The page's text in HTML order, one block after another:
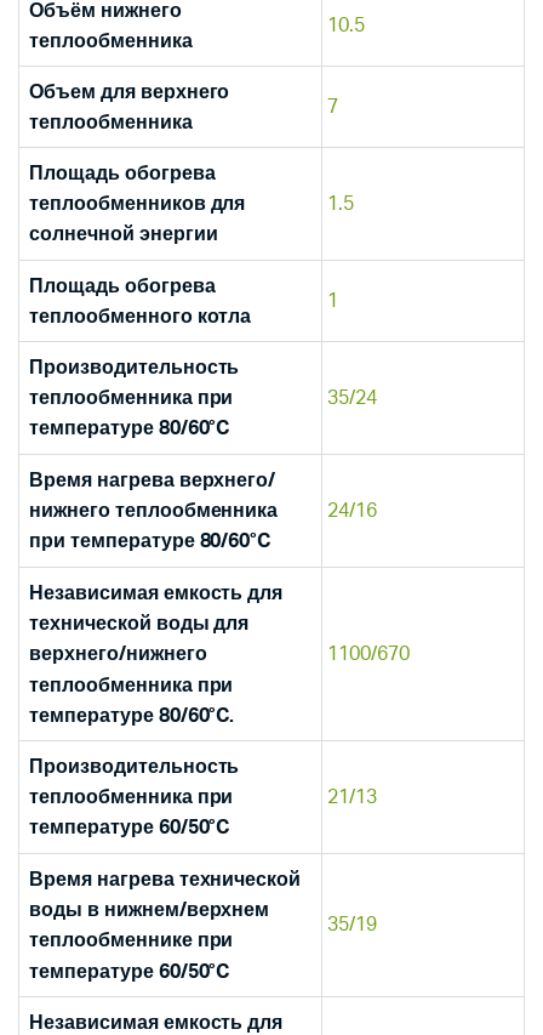
Объём нижнего
теплообменника
10.5
Объем для верхнего
теплообменника
7
Площадь обогрева
теплообменников для
солнечной энергии
1.5
Площадь обогрева
теплообменного котла
1
Производительность
теплообменника при
температуре 80/60°C
35/24
Время нагрева верхнего/
нижнего теплообменника
при температуре 80/60°C
24/16
Независимая емкость для
технической воды для
верхнего/нижнего
теплообменника при
температуре 80/60°C.
1100/670
Производительность
теплообменника при
температуре 60/50°C
21/13
Время нагрева технической
воды в нижнем/верхнем
теплообменнике при
температуре 60/50°C
35/19
Независимая емкость для